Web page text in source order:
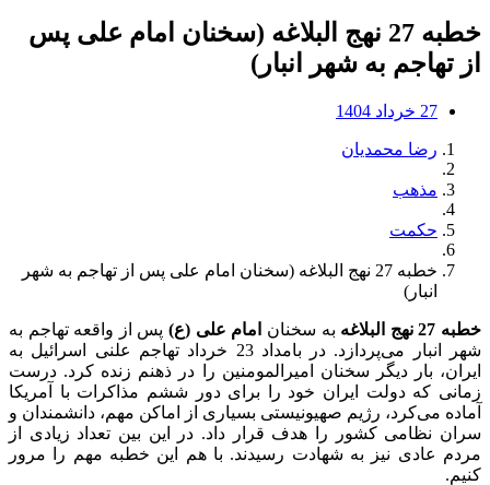
خطبه 27 نهج البلاغه (سخنان امام علی پس
از تهاجم به شهر انبار)
27 خرداد 1404
رضا محمدیان
مذهب
حکمت
خطبه 27 نهج البلاغه (سخنان امام علی پس از تهاجم به شهر
انبار)
خطبه 27 نهج البلاغه به سخنان امام علی (ع)پس از واقعه تهاجم به
شهر انبار می‌پردازد. در بامداد 23 خرداد تهاجم علنی اسرائیل به
ایران، بار دیگر سخنان امیرالمومنین را در ذهنم زنده کرد. درست
زمانی که دولت ایران خود را برای دور ششم مذاکرات با آمریکا
آماده می‌کرد، رژیم صهیونیستی بسیاری از اماکن مهم، دانشمندان و
سران نظامی کشور را هدف قرار داد. در این بین تعداد زیادی از
مردم عادی نیز به شهادت رسیدند. با هم این خطبه مهم را مرور
کنیم.